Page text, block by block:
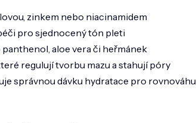
zinkem nebo niacinamidem
pro sjednocený tón pleti
aloe vera či heřmánek
regulují tvorbu mazu a stahují póry
správnou dávku hydratace pro rovnováhu